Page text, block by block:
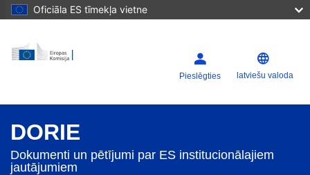
Oficiāla ES tīmekļa vietne
Pieslēgties latviešu valoda
DORIE
Dokumenti un pētījumi par ES institucionālajiem
jautājumiem